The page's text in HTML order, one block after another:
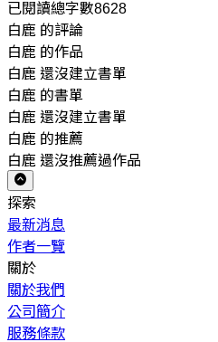
已閱讀總字數8628
白鹿 的評論
白鹿 的作品
白鹿 還沒建立書單
白鹿 的書單
白鹿 還沒建立書單
白鹿 的推薦
白鹿 還沒推薦過作品
探索
最新消息
作者一覽
關於
關於我們
公司簡介
服務條款